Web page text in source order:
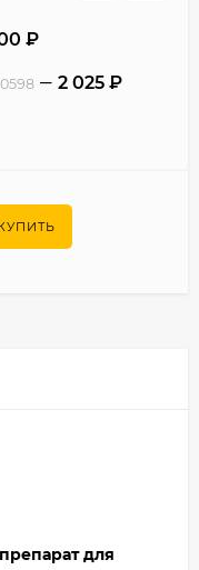
₽
2 025 ₽
для